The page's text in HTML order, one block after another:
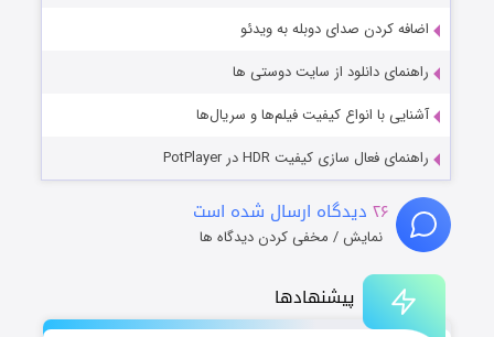
پیشنهادها
اضافه کردن صدای دوبله به ویدئو
راهنمای دانلود از سایت دوستی ها
آشنایی با انواع کیفیت فیلم‌ها و سریال‌ها
راهنمای فعال سازی کیفیت HDR در PotPlayer
۲۶ دیدگاه ارسال شده است
نمایش / مخفی کردن دیدگاه ها